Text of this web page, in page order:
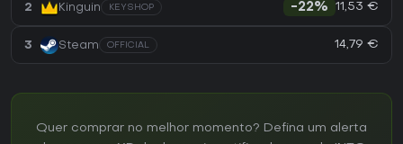
2 Kinguin KEYSHOP -22% 11,53 €
3 Steam OFFICIAL 14,79 €
Quer comprar no melhor momento? Defina um alerta